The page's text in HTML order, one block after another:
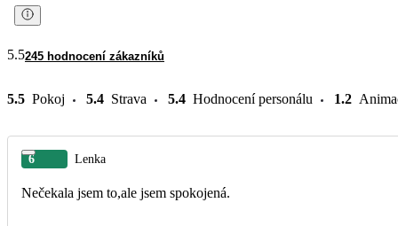
5.5245 hodnocení zákazníků
5.5 Pokoj 5.4 Strava 5.4 Hodnocení personálu 1.2
6 Lenka
Nečekala jsem to,ale jsem spokojená.